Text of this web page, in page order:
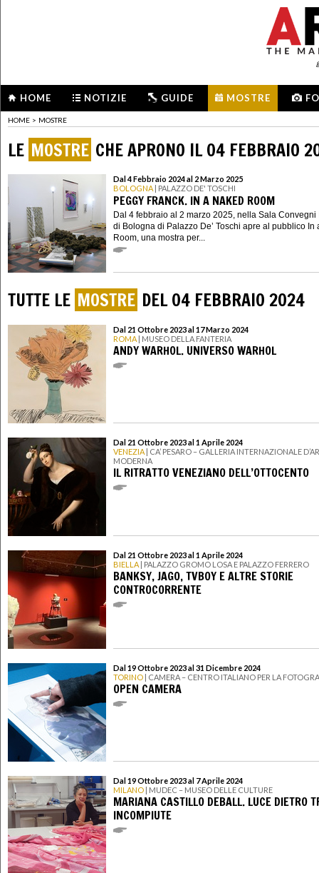
HOME NOTIZIE GUIDE MOSTRE
HOME > MOSTRE
LE MOSTRE CHE APRONO IL 04 FEBBRAIO
Dal 4 Febbraio 2024 al 2 Marzo 2025
BOLOGNA | PALAZZO DE' TOSCHI
PEGGY FRANCK. IN A NAKED ROOM
Dal 4 febbraio al 2 marzo 2025, nella Sala Convegni
di Bologna di Palazzo De’ Toschi apre al pubblico In
Room, una mostra per...
TUTTE LE MOSTRE DEL 04 FEBBRAIO 2024
Dal 21 Ottobre 2023 al 17 Marzo 2024
ROMA | MUSEO DELLA FANTERIA
ANDY WARHOL. UNIVERSO WARHOL
Dal 21 Ottobre 2023 al 1 Aprile 2024
VENEZIA | CA’ PESARO – GALLERIA INTERNAZIONALE
MODERNA
IL RITRATTO VENEZIANO DELL’OTTOCENTO
Dal 21 Ottobre 2023 al 1 Aprile 2024
BIELLA | PALAZZO GROMO LOSA E PALAZZO FERRERO
BANKSY, JAGO, TVBOY E ALTRE STORIE
CONTROCORRENTE
Dal 19 Ottobre 2023 al 31 Dicembre 2024
TORINO | CAMERA – CENTRO ITALIANO PER LA
OPEN CAMERA
Dal 19 Ottobre 2023 al 7 Aprile 2024
MILANO | MUDEC – MUSEO DELLE CULTURE
MARIANA CASTILLO DEBALL. LUCE DIETRO
INCOMPIUTE